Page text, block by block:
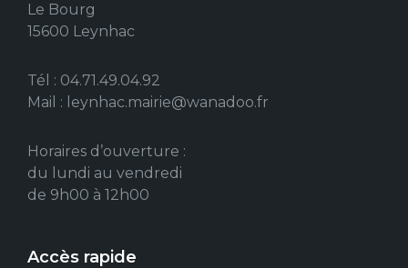
Le Bourg
15600 Leynhac
Tél : 04.71.49.04.92
Mail : leynhac.mairie@wanadoo.fr
Horaires d’ouverture :
du lundi au vendredi
de 9h00 à 12h00
Accès rapide